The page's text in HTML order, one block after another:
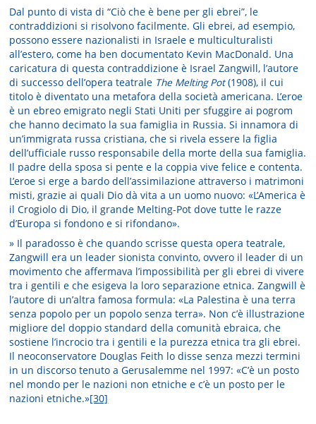
Dal punto di vista di “Ciò che è bene per gli ebrei”, le
contraddizioni si risolvono facilmente. Gli ebrei, ad esempio,
possono essere nazionalisti in Israele e multiculturalisti
all’estero, come ha ben documentato Kevin MacDonald. Una
caricatura di questa contraddizione è Israel Zangwill, l’autore
di successo dell’opera teatrale The Melting Pot(1908), il cui
titolo è diventato una metafora della società americana. L’eroe
è un ebreo emigrato negli Stati Uniti per sfuggire ai pogrom
che hanno decimato la sua famiglia in Russia. Si innamora di
un’immigrata russa cristiana, che si rivela essere la figlia
dell’ufficiale russo responsabile della morte della sua famiglia.
Il padre della sposa si pente e la coppia vive felice e contenta.
L’eroe si erge a bardo dell’assimilazione attraverso i matrimoni
misti, grazie ai quali Dio dà vita a un uomo nuovo: «L’America è
il Crogiolo di Dio, il grande Melting-Pot dove tutte le razze
d’Europa si fondono e si rifondano».
» Il paradosso è che quando scrisse questa opera teatrale,
Zangwill era un leader sionista convinto, ovvero il leader di un
movimento che affermava l’impossibilità per gli ebrei di vivere
tra i gentili e che esigeva la loro separazione etnica. Zangwill è
l’autore di un’altra famosa formula: «La Palestina è una terra
senza popolo per un popolo senza terra». Non c’è illustrazione
migliore del doppio standard della comunità ebraica, che
sostiene l’incrocio tra i gentili e la purezza etnica tra gli ebrei.
Il neoconservatore Douglas Feith lo disse senza mezzi termini
in un discorso tenuto a Gerusalemme nel 1997: «C’è un posto
nel mondo per le nazioni non etniche e c’è un posto per le
nazioni etniche.»[30]